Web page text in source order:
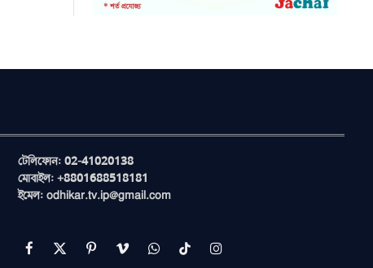
টেলিফোন: 02-41020138
মোবাইল: +8801688518181
ইমেল: odhikar.tv.ip@gmail.com
Facebook
X
PinterestVimeoWhatsAppTikTokInstagram